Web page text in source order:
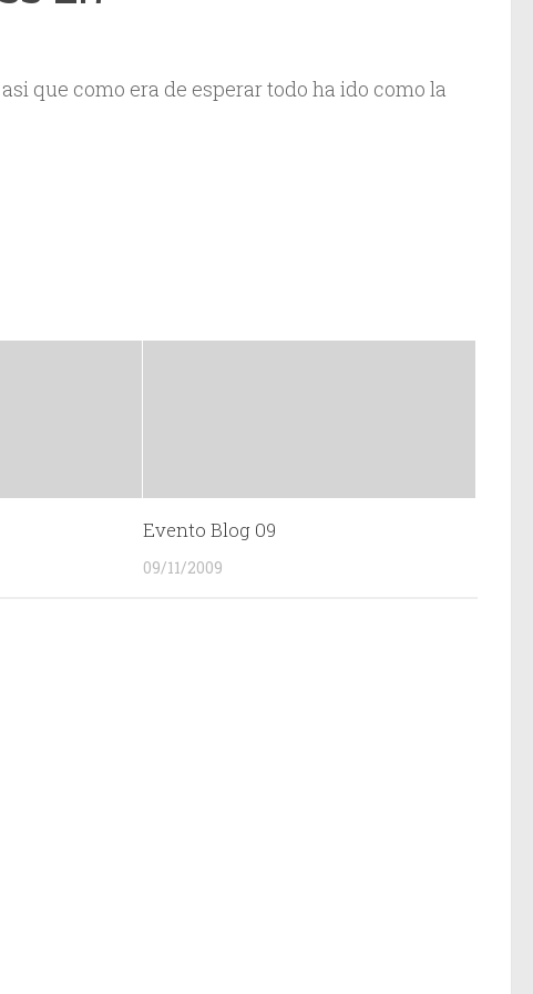
que como era de esperar todo ha ido como la
Evento Blog 09
09/11/2009